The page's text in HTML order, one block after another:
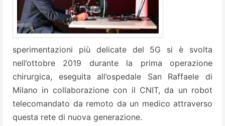
sperimentazioni più delicate del 5G si è svolta
nell’ottobre 2019 durante la prima operazione
chirurgica, eseguita all’ospedale San Raffaele di
Milano in collaborazione con il CNIT, da un robot
telecomandato da remoto da un medico attraverso
questa rete di nuova generazione.